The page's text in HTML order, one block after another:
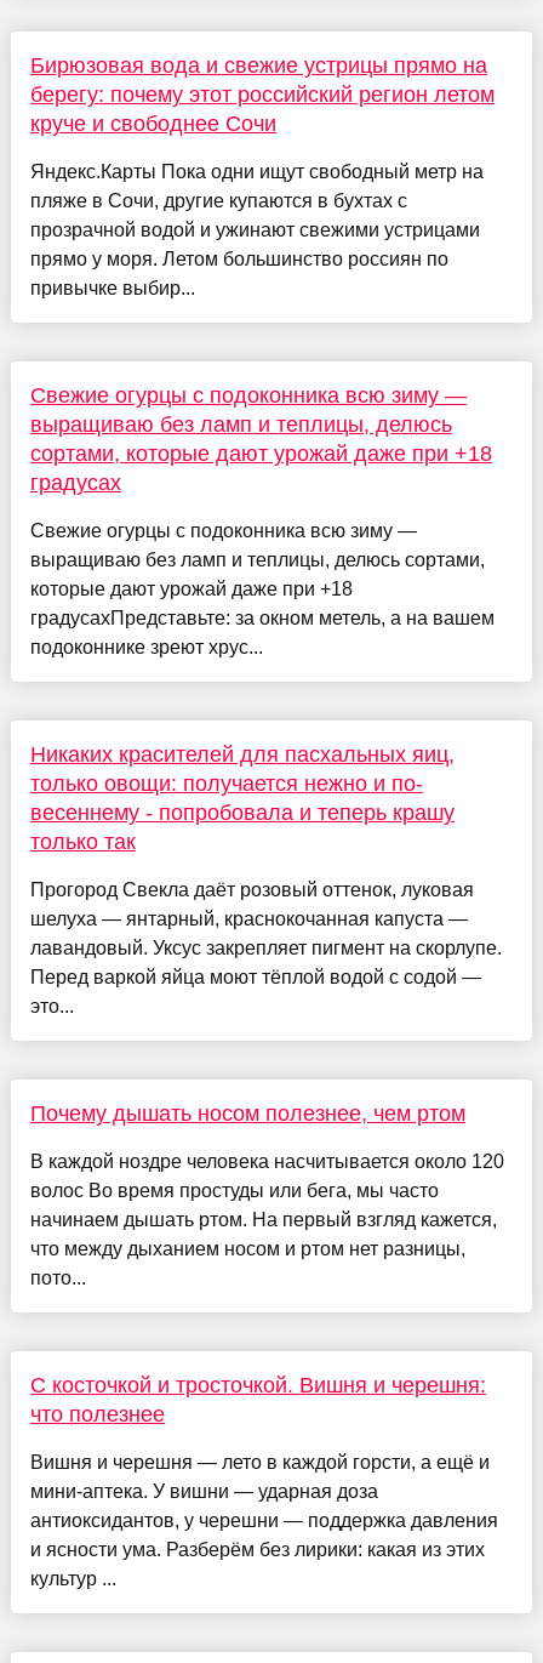
Бирюзовая вода и свежие устрицы прямо на
берегу: почему этот российский регион летом
круче и свободнее Сочи
Яндекс.Карты Пока одни ищут свободный метр на
пляже в Сочи, другие купаются в бухтах с
прозрачной водой и ужинают свежими устрицами
прямо у моря. Летом большинство россиян по
привычке выбир...
Свежие огурцы с подоконника всю зиму —
выращиваю без ламп и теплицы, делюсь
сортами, которые дают урожай даже при +18
градусах
Свежие огурцы с подоконника всю зиму —
выращиваю без ламп и теплицы, делюсь сортами,
которые дают урожай даже при +18
градусахПредставьте: за окном метель, а на вашем
подоконнике зреют хрус...
Никаких красителей для пасхальных яиц,
только овощи: получается нежно и по-
весеннему - попробовала и теперь крашу
только так
Прогород Свекла даёт розовый оттенок, луковая
шелуха — янтарный, краснокочанная капуста —
лавандовый. Уксус закрепляет пигмент на скорлупе.
Перед варкой яйца моют тёплой водой с содой —
это...
Почему дышать носом полезнее, чем ртом
В каждой ноздре человека насчитывается около 120
волос Во время простуды или бега, мы часто
начинаем дышать ртом. На первый взгляд кажется,
что между дыханием носом и ртом нет разницы,
пото...
С косточкой и тросточкой. Вишня и черешня:
что полезнее
Вишня и черешня — лето в каждой горсти, а ещё и
мини‑аптека. У вишни — ударная доза
антиоксидантов, у черешни — поддержка давления
и ясности ума. Разберём без лирики: какая из этих
культур ...